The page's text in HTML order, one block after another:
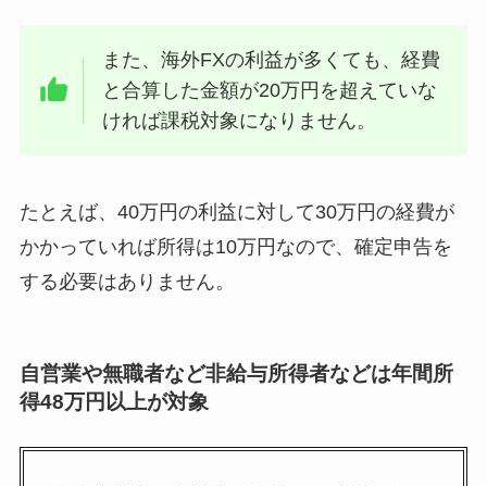
また、海外FXの利益が多くても、経費
と合算した金額が20万円を超えていな
ければ課税対象になりません。
たとえば、40万円の利益に対して30万円の経費が
かかっていれば所得は10万円なので、確定申告を
する必要はありません。
自営業や無職者など非給与所得者などは年間所
得48万円以上が対象